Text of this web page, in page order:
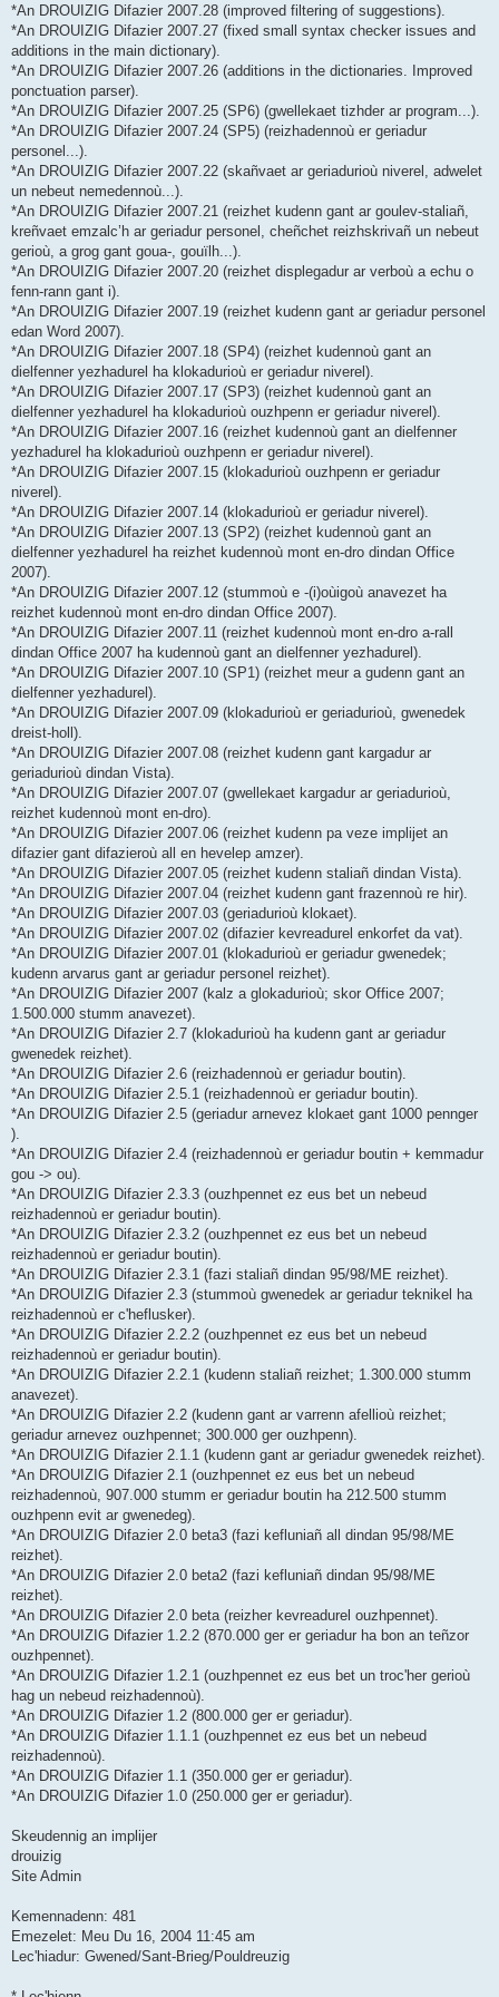
*An DROUIZIG Difazier 2007.28 (improved filtering of suggestions).
*An DROUIZIG Difazier 2007.27 (fixed small syntax checker issues and
additions in the main dictionary).
*An DROUIZIG Difazier 2007.26 (additions in the dictionaries. Improved
ponctuation parser).
*An DROUIZIG Difazier 2007.25 (SP6) (gwellekaet tizhder ar program...).
*An DROUIZIG Difazier 2007.24 (SP5) (reizhadennoù er geriadur
personel...).
*An DROUIZIG Difazier 2007.22 (skañvaet ar geriadurioù niverel, adwelet
un nebeut nemedennoù...).
*An DROUIZIG Difazier 2007.21 (reizhet kudenn gant ar goulev-staliañ,
kreñvaet emzalc’h ar geriadur personel, cheñchet reizhskrivañ un nebeut
gerioù, a grog gant goua-, gouïlh...).
*An DROUIZIG Difazier 2007.20 (reizhet displegadur ar verboù a echu o
fenn-rann gant i).
*An DROUIZIG Difazier 2007.19 (reizhet kudenn gant ar geriadur personel
edan Word 2007).
*An DROUIZIG Difazier 2007.18 (SP4) (reizhet kudennoù gant an
dielfenner yezhadurel ha klokadurioù er geriadur niverel).
*An DROUIZIG Difazier 2007.17 (SP3) (reizhet kudennoù gant an
dielfenner yezhadurel ha klokadurioù ouzhpenn er geriadur niverel).
*An DROUIZIG Difazier 2007.16 (reizhet kudennoù gant an dielfenner
yezhadurel ha klokadurioù ouzhpenn er geriadur niverel).
*An DROUIZIG Difazier 2007.15 (klokadurioù ouzhpenn er geriadur
niverel).
*An DROUIZIG Difazier 2007.14 (klokadurioù er geriadur niverel).
*An DROUIZIG Difazier 2007.13 (SP2) (reizhet kudennoù gant an
dielfenner yezhadurel ha reizhet kudennoù mont en-dro dindan Office
2007).
*An DROUIZIG Difazier 2007.12 (stummoù e -(i)oùigoù anavezet ha
reizhet kudennoù mont en-dro dindan Office 2007).
*An DROUIZIG Difazier 2007.11 (reizhet kudennoù mont en-dro a-rall
dindan Office 2007 ha kudennoù gant an dielfenner yezhadurel).
*An DROUIZIG Difazier 2007.10 (SP1) (reizhet meur a gudenn gant an
dielfenner yezhadurel).
*An DROUIZIG Difazier 2007.09 (klokadurioù er geriadurioù, gwenedek
dreist-holl).
*An DROUIZIG Difazier 2007.08 (reizhet kudenn gant kargadur ar
geriadurioù dindan Vista).
*An DROUIZIG Difazier 2007.07 (gwellekaet kargadur ar geriadurioù,
reizhet kudennoù mont en-dro).
*An DROUIZIG Difazier 2007.06 (reizhet kudenn pa veze implijet an
difazier gant difazieroù all en hevelep amzer).
*An DROUIZIG Difazier 2007.05 (reizhet kudenn staliañ dindan Vista).
*An DROUIZIG Difazier 2007.04 (reizhet kudenn gant frazennoù re hir).
*An DROUIZIG Difazier 2007.03 (geriadurioù klokaet).
*An DROUIZIG Difazier 2007.02 (difazier kevreadurel enkorfet da vat).
*An DROUIZIG Difazier 2007.01 (klokadurioù er geriadur gwenedek;
kudenn arvarus gant ar geriadur personel reizhet).
*An DROUIZIG Difazier 2007 (kalz a glokadurioù; skor Office 2007;
1.500.000 stumm anavezet).
*An DROUIZIG Difazier 2.7 (klokadurioù ha kudenn gant ar geriadur
gwenedek reizhet).
*An DROUIZIG Difazier 2.6 (reizhadennoù er geriadur boutin).
*An DROUIZIG Difazier 2.5.1 (reizhadennoù er geriadur boutin).
*An DROUIZIG Difazier 2.5 (geriadur arnevez klokaet gant 1000 pennger
).
*An DROUIZIG Difazier 2.4 (reizhadennoù er geriadur boutin + kemmadur
gou -> ou).
*An DROUIZIG Difazier 2.3.3 (ouzhpennet ez eus bet un nebeud
reizhadennoù er geriadur boutin).
*An DROUIZIG Difazier 2.3.2 (ouzhpennet ez eus bet un nebeud
reizhadennoù er geriadur boutin).
*An DROUIZIG Difazier 2.3.1 (fazi staliañ dindan 95/98/ME reizhet).
*An DROUIZIG Difazier 2.3 (stummoù gwenedek ar geriadur teknikel ha
reizhadennoù er c'heflusker).
*An DROUIZIG Difazier 2.2.2 (ouzhpennet ez eus bet un nebeud
reizhadennoù er geriadur boutin).
*An DROUIZIG Difazier 2.2.1 (kudenn staliañ reizhet; 1.300.000 stumm
anavezet).
*An DROUIZIG Difazier 2.2 (kudenn gant ar varrenn afellioù reizhet;
geriadur arnevez ouzhpennet; 300.000 ger ouzhpenn).
*An DROUIZIG Difazier 2.1.1 (kudenn gant ar geriadur gwenedek reizhet).
*An DROUIZIG Difazier 2.1 (ouzhpennet ez eus bet un nebeud
reizhadennoù, 907.000 stumm er geriadur boutin ha 212.500 stumm
ouzhpenn evit ar gwenedeg).
*An DROUIZIG Difazier 2.0 beta3 (fazi kefluniañ all dindan 95/98/ME
reizhet).
*An DROUIZIG Difazier 2.0 beta2 (fazi kefluniañ dindan 95/98/ME
reizhet).
*An DROUIZIG Difazier 2.0 beta (reizher kevreadurel ouzhpennet).
*An DROUIZIG Difazier 1.2.2 (870.000 ger er geriadur ha bon an teñzor
ouzhpennet).
*An DROUIZIG Difazier 1.2.1 (ouzhpennet ez eus bet un troc'her gerioù
hag un nebeud reizhadennoù).
*An DROUIZIG Difazier 1.2 (800.000 ger er geriadur).
*An DROUIZIG Difazier 1.1.1 (ouzhpennet ez eus bet un nebeud
reizhadennoù).
*An DROUIZIG Difazier 1.1 (350.000 ger er geriadur).
*An DROUIZIG Difazier 1.0 (250.000 ger er geriadur).
Skeudennig an implijer
drouizig
Site Admin
Kemennadenn: 481
Emezelet: Meu Du 16, 2004 11:45 am
Lec'hiadur: Gwened/Sant-Brieg/Pouldreuzig